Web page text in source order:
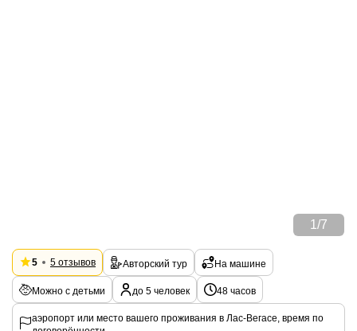
1 /7
5 5 отзывов Авторский тур На машине
Можно с детьми до 5 человек 48 часов
аэропорт или место вашего проживания в Лас-Вегасе, время по